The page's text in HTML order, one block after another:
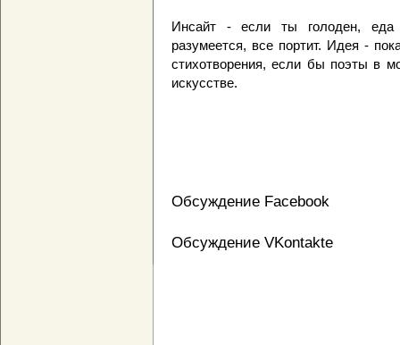
Инсайт - если ты голоден,
разумеется, все портит. Идея -
стихотворения, если бы поэты в
искусстве.
Обсуждение Facebook
Обсуждение VKontakte